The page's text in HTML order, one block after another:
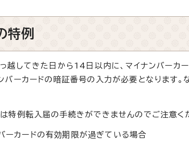
特例
越してきた日から14日以内に、マイナンバーカ
バーカードの暗証番号の入力が必要となります
特例転入届の手続きができませんのでご注意く
ーカードの有効期限が過ぎている場合